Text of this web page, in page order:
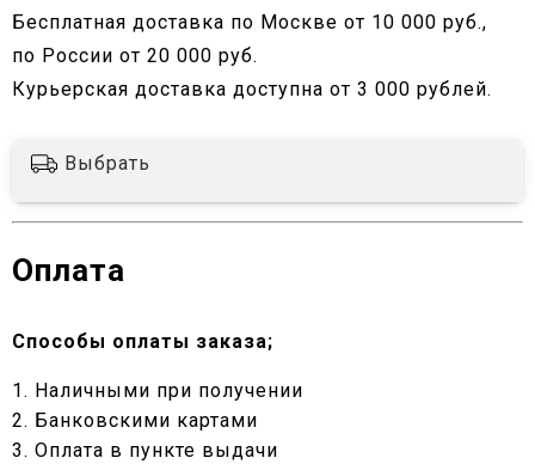
Бесплатная доставка по Москве от 10 000 руб.,
по России от 20 000 руб.
Курьерская доставка доступна от 3 000 рублей.
Выбрать
Оплата
Способы оплаты заказа;
1. Наличными при получении
2. Банковскими картами
3. Оплата в пункте выдачи